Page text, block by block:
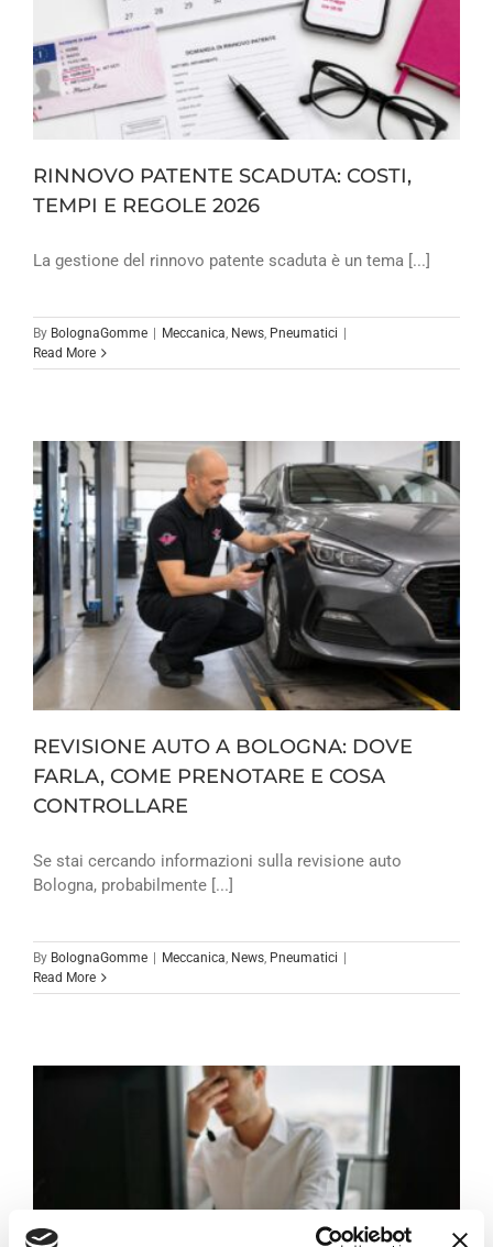
RINNOVO PATENTE SCADUTA: COSTI,
TEMPI E REGOLE 2026
La gestione del rinnovo patente scaduta è un tema [...]
By BolognaGomme | Meccanica News Pneumatici |
Read More
REVISIONE AUTO A BOLOGNA: DOVE
FARLA, COME PRENOTARE E COSA
CONTROLLARE
Se stai cercando informazioni sulla revisione auto
Bologna, probabilmente [...]
By BolognaGomme | Meccanica News Pneumatici |
Read More